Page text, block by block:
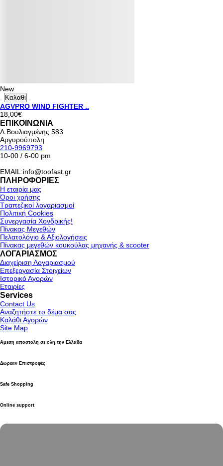
New
Καλαθι
AGVPRO WIND FIGHTER ..
18,00€
ΕΠΙΚΟΙΝΩΝΙΑ
Λ.Βουλιαγμένης 583
Αργυρούπολη
210-9969793
10-00 / 6-00 pm
EMAIL:info@toofast.gr
ΠΛΗΡΟΦΟΡΙΕΣ
Η εταιρία μας
Όροι χρήσης
Τραπεζικοί λογαριασμοί
Πολιτική Cookies
Συνεργασία Χονδρικής!
Πίνακας Μεγεθών
Πελατολόγιο & Αξιολογήσεις
Πίνακας μεγεθών κουκούλας μηχανής & scooter
ΛΟΓΑΡΙΑΣΜΟΣ
Διαχείριση Λογαριασμού
Επεξεργασία Στοιχείων
Ιστορικό Αγορών
Εταιρίες
Services
Contact Us
Αναζητήστε το δέμα σας
Καλάθι Αγορών
Site Map
Αμεση αποστολη σε ολη την Ελλαδα
Δωρεαν Επιστροφες
Safe Shopping
Online support